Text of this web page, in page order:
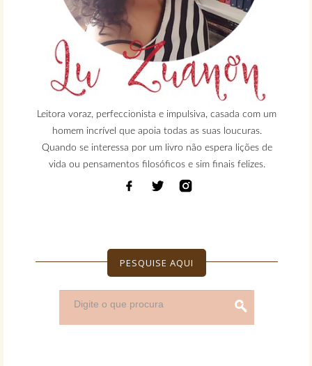
Leitora voraz, perfeccionista e impulsiva, casada com um
homem incrível que apoia todas as suas loucuras.
Quando se interessa por um livro não espera lições de
vida ou pensamentos filosóficos e sim finais felizes.
PESQUISE AQUI